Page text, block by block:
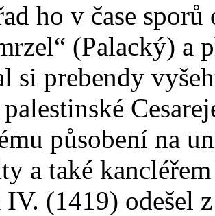
ho v čase
(Palacký) a
si prebendy
působení na
a také
IV. (1419) odešel